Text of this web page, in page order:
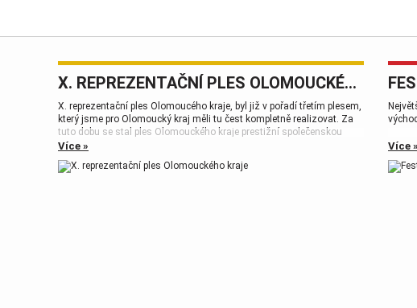
X. REPREZENTAČNÍ PLES OLOMOUCKÉHO KRAJE
X. reprezentační ples Olomoucého kraje, byl již v pořadí třetím plesem,
který jsme pro Olomoucký kraj měli tu čest kompletně realizovat. Za
tuto dobu se stal ples Olomouckého kraje prestižní společenskou
událostí, která patří k vrcholům plesové sezóny.
Více » Více »